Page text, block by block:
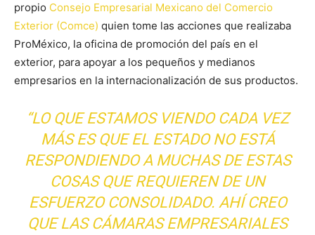
propio Consejo Empresarial Mexicano del Comercio
Exterior (Comce) quien tome las acciones que realizaba
ProMéxico, la oficina de promoción del país en el
exterior, para apoyar a los pequeños y medianos
empresarios en la internacionalización de sus productos.
“LO QUE ESTAMOS VIENDO CADA VEZ
MÁS ES QUE EL ESTADO NO ESTÁ
RESPONDIENDO A MUCHAS DE ESTAS
COSAS QUE REQUIEREN DE UN
ESFUERZO CONSOLIDADO. AHÍ CREO
QUE LAS CÁMARAS EMPRESARIALES